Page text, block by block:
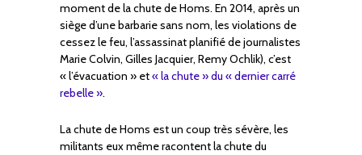
moment de la chute de Homs. En 2014, après un
siège d’une barbarie sans nom, les violations de
cessez le feu, l’assassinat planifié de journalistes
Marie Colvin, Gilles Jacquier, Remy Ochlik), c’est
« l’évacuation » et« la chute » du « dernier carré
rebelle ».
La chute de Homs est un coup très sévère, les
militants eux même racontent la chute du